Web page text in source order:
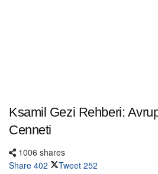
Ksamil Gezi Rehberi:
Cenneti
1006 shares
Share 402 Tweet 252